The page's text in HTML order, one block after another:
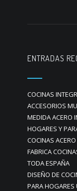
ENTRADAS
COCINAS
ACCESORIOS
MEDIDA ACERO
HOGARES Y
COCINAS
FABRICA
TODA ESPAÑA
DISEÑO DE
PARA HOGARES